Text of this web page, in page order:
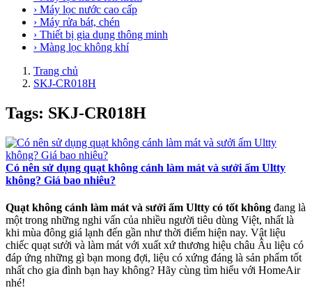
› Máy lọc nước cao cấp
› Máy rửa bát, chén
› Thiết bị gia dụng thông minh
› Màng lọc không khí
Trang chủ
SKJ-CR018H
Tags: SKJ-CR018H
Có nên sử dụng quạt không cánh làm mát và sưởi ấm Ultty
không? Giá bao nhiêu?
Quạt không cánh làm mát và sưởi ấm Ultty có tốt không đang là
một trong những nghi vấn của nhiều người tiêu dùng Việt, nhất là
khi mùa đông giá lạnh đến gần như thời điểm hiện nay. Vật liệu
chiếc quạt sưởi và làm mát với xuất xứ thương hiệu châu Âu liệu có
đáp ứng những gì bạn mong đợi, liệu có xứng đáng là sản phẩm tốt
nhất cho gia đình bạn hay không? Hãy cùng tìm hiểu với HomeAir
nhé!